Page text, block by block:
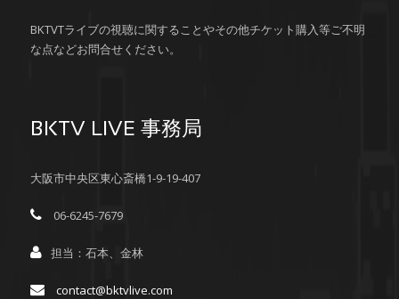
BKTVTライブの視聴に関することやその他チケット購入等ご不明
な点などお問合せください。
BKTV LIVE 事務局
大阪市中央区東心斎橋1-9-19-407
06-6245-7679
担当：石本、金林
contact@bktvlive.com